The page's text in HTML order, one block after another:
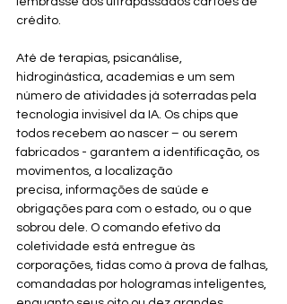
crédito.
Até de terapias, psicanálise,
hidroginástica, academias e um sem
número de atividades já soterradas pela
tecnologia invisível da IA. Os chips que
todos recebem ao nascer – ou serem
fabricados - garantem a identificação, os
movimentos, a localização
precisa, informações de saúde e
obrigações para com o estado, ou o que
sobrou dele. O comando efetivo da
coletividade está entregue às
corporações, tidas como à prova de falhas,
comandadas por hologramas inteligentes,